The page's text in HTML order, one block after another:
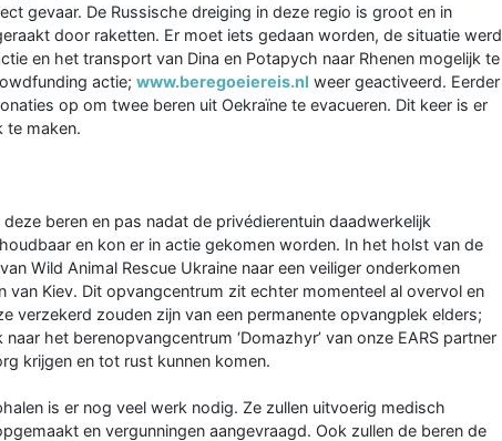
gevaar. De Russische dreiging in deze regio is groot en in
door raketten. Er moet iets gedaan worden, de situatie werd
en het transport van Dina en Potapych naar Rhenen mogelijk te
actie; www.beregoeiereis.nl weer geactiveerd. Eerder
op om twee beren uit Oekraïne te evacueren. Dit keer is er
te maken.
beren en pas nadat de privédierentuin daadwerkelijk
en kon er in actie gekomen worden. In het holst van de
Wild Animal Rescue Ukraine naar een veiliger onderkomen
Kiev. Dit opvangcentrum zit echter momenteel al overvol en
verzekerd zouden zijn van een permanente opvangplek elders;
het berenopvangcentrum ‘Domazhyr’ van onze EARS partner
krijgen en tot rust kunnen komen.
is er nog veel werk nodig. Ze zullen uitvoerig medisch
en vergunningen aangevraagd. Ook zullen de beren de